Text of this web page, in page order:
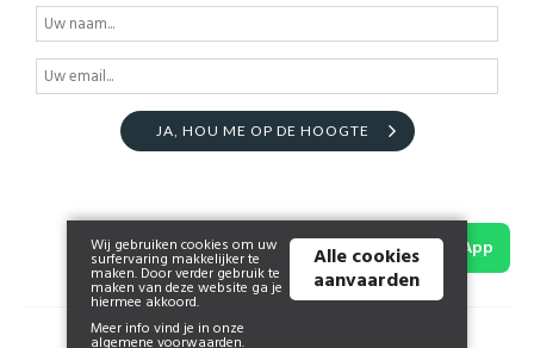
JA, HOU ME OP DE HOOGTE
© 2026 www.joliefolie.be | Powered by
WhatsApp
Wij gebruiken cookies om uw
surfervaring makkelijker te
maken. Door verder gebruik te
maken van deze website ga je
hiermee akkoord.
Meer info vind je in onze
algemene voorwaarden.
Alle cookies
aanvaarden